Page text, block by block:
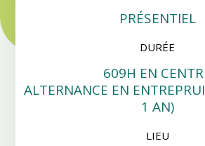
– éleveur d’animaux sauvages.
PRÉSENTIEL
DURÉE
609H EN
ALTERNANCE EN
1 AN)
LIEU